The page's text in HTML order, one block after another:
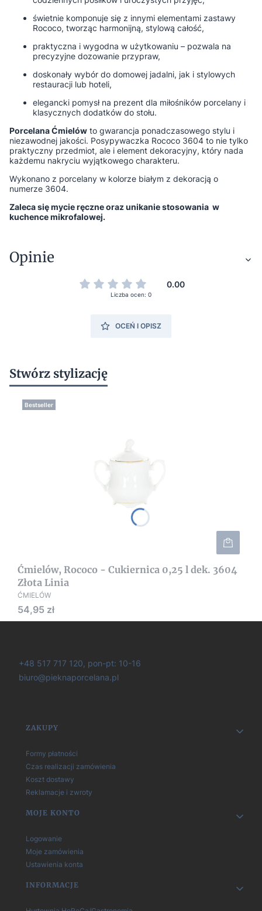
świetnie komponuje się z innymi elementami zastawy
Rococo, tworząc harmonijną, stylową całość,
praktyczna i wygodna w użytkowaniu – pozwala na
precyzyjne dozowanie przypraw,
doskonały wybór do domowej jadalni, jak i stylowych
restauracji lub hoteli,
elegancki pomysł na prezent dla miłośników porcelany i
klasycznych dodatków do stołu.
Porcelana Ćmielów to gwarancja ponadczasowego stylu i
niezawodnej jakości. Posypywaczka Rococo 3604 to nie tylko
praktyczny przedmiot, ale i element dekoracyjny, który nada
każdemu nakryciu wyjątkowego charakteru.
Wykonano z porcelany w kolorze białym z dekoracją o
numerze 3604.
Zaleca się mycie ręczne oraz unikanie stosowania w
kuchence mikrofalowej.
Opinie
0.00
Liczba ocen: 0
OCEŃ I OPISZ
Stwórz stylizację
Bestseller
Ćmielów, Rococo - Cukiernica 0,25 l dek. 3604
Złota Linia
ĆMIELÓW
Cena
54,95 zł
+48 517 717 120, pon-pt: 10-16
biuro@pieknaporcelana.pl
Linki w stopce
ZAKUPY
Formy płatności
Czas realizacji zamówienia
Koszt dostawy
Reklamacje i zwroty
MOJE KONTO
Logowanie
Moje zamówienia
Ustawienia konta
INFORMACJE